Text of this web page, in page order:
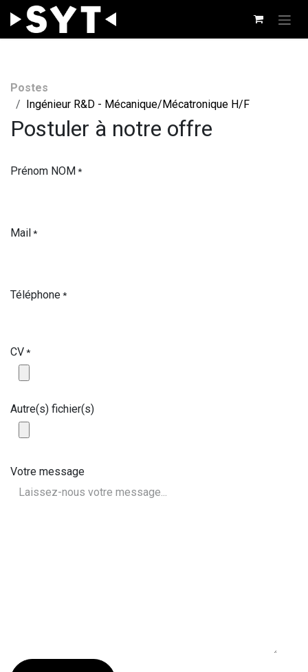
Se rendre au contenu
Postes
Ingénieur R&D - Mécanique/Mécatronique H/F
Postuler à notre offre
Prénom NOM*
Mail*
Téléphone*
CV*
Autre(s) fichier(s)
Votre message